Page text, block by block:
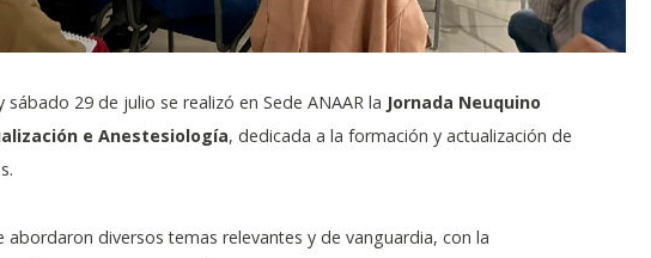
sábado 29 de julio se realizó en Sede ANAAR la Jornada Neuquino
e Anestesiología, dedicada a la formación y actualización de
abordaron diversos temas relevantes y de vanguardia, con la